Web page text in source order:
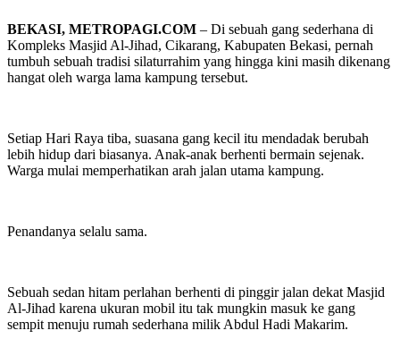
BEKASI, METROPAGI.COM – Di sebuah gang sederhana di
Kompleks Masjid Al-Jihad, Cikarang, Kabupaten Bekasi, pernah
tumbuh sebuah tradisi silaturrahim yang hingga kini masih dikenang
hangat oleh warga lama kampung tersebut.
Setiap Hari Raya tiba, suasana gang kecil itu mendadak berubah
lebih hidup dari biasanya. Anak-anak berhenti bermain sejenak.
Warga mulai memperhatikan arah jalan utama kampung.
Penandanya selalu sama.
Sebuah sedan hitam perlahan berhenti di pinggir jalan dekat Masjid
Al-Jihad karena ukuran mobil itu tak mungkin masuk ke gang
sempit menuju rumah sederhana milik Abdul Hadi Makarim.